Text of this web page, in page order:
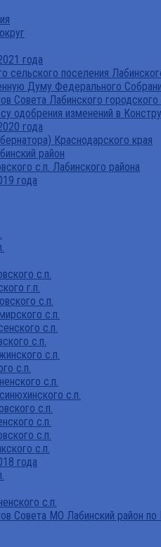
года
сельского поселения
Думу Федерального
Совета Лабинского
одобрения изменений в
года
Краснодарского края
район
с.п. Лабинского района
года
с.п.
г.п.
с.п.
с.п.
с.п.
с.п.
с.п.
с.п.
с.п.
с.п.
с.п.
с.п.
с.п.
с.п.
года
с.п.
Совета МО Лабинский район